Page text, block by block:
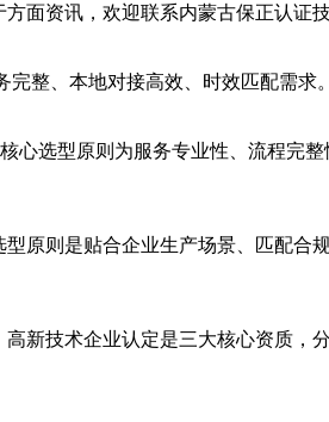
面资讯，欢迎联系内蒙古保正认证
整、本地对接高效、时效匹配需
心选型原则为服务专业性、流程完
原则是贴合企业生产场景、匹配
新技术企业认定是三大核心资质